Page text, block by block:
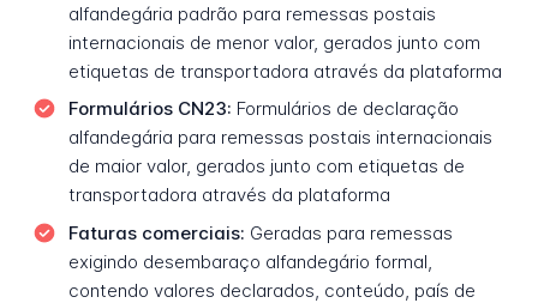
alfandegária padrão para remessas postais
internacionais de menor valor, gerados junto com
etiquetas de transportadora através da plataforma
Formulários CN23: Formulários de declaração
alfandegária para remessas postais internacionais
de maior valor, gerados junto com etiquetas de
transportadora através da plataforma
Faturas comerciais: Geradas para remessas
exigindo desembaraço alfandegário formal,
contendo valores declarados, conteúdo, país de